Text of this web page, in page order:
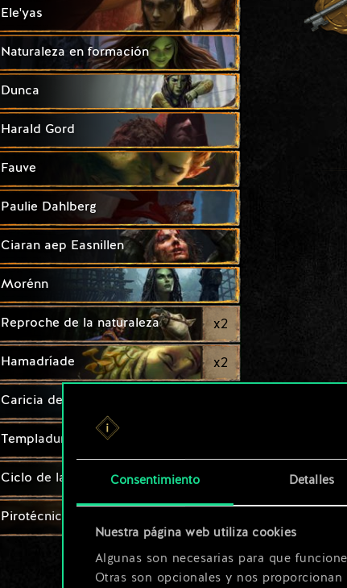
Consentimiento Detalles
Nuestra página web utiliza cookies
Algunas son necesarias para que
Otras son opcionales y nos
Ele'yas
Naturaleza en formación
Dunca
Harald Gord
Fauve
Paulie Dahlberg
Ciaran aep Easnillen
Morénn
Reproche de la naturaleza x2
Hamadríade x2
Caricia de dríade
Templadura
Ciclo de la vida
Pirotécnico